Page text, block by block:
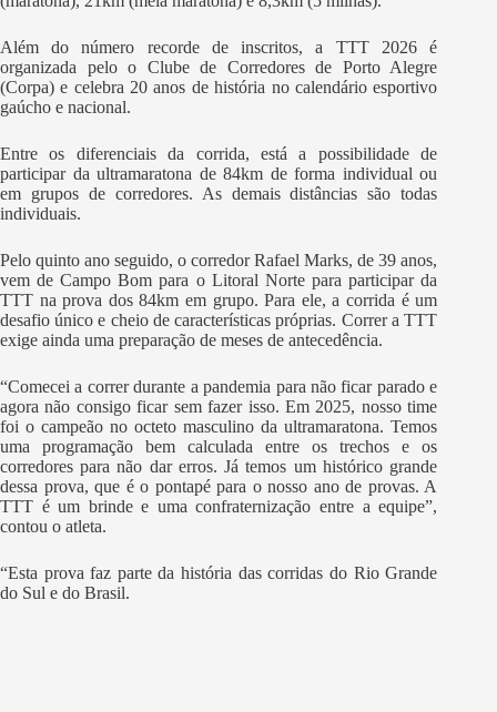
Além do número recorde de inscritos, a TTT 2026 é
organizada pelo o Clube de Corredores de Porto Alegre
(Corpa) e celebra 20 anos de história no calendário esportivo
gaúcho e nacional.
Entre os diferenciais da corrida, está a possibilidade de
participar da ultramaratona de 84km de forma individual ou
em grupos de corredores. As demais distâncias são todas
individuais.
Pelo quinto ano seguido, o corredor Rafael Marks, de 39 anos,
vem de Campo Bom para o Litoral Norte para participar da
TTT na prova dos 84km em grupo. Para ele, a corrida é um
desafio único e cheio de características próprias. Correr a TTT
exige ainda uma preparação de meses de antecedência.
“Comecei a correr durante a pandemia para não ficar parado e
agora não consigo ficar sem fazer isso. Em 2025, nosso time
foi o campeão no octeto masculino da ultramaratona. Temos
uma programação bem calculada entre os trechos e os
corredores para não dar erros. Já temos um histórico grande
dessa prova, que é o pontapé para o nosso ano de provas. A
TTT é um brinde e uma confraternização entre a equipe”,
contou o atleta.
“Esta prova faz parte da história das corridas do Rio Grande
do Sul e do Brasil.